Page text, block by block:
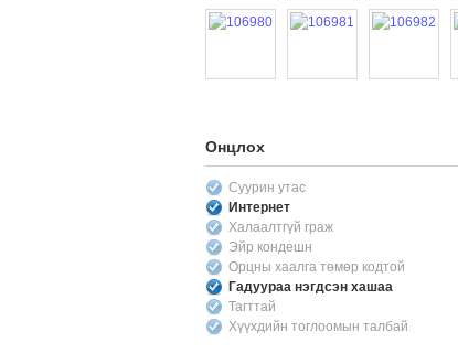
Онцлох
Суурин утас
Интернет
Халаалтгүй граж
Эйр кондешн
Орцны хаалга төмөр кодтой
Гадуураа нэгдсэн хашаа
Тагттай
Хүүхдийн тоглоомын талбай